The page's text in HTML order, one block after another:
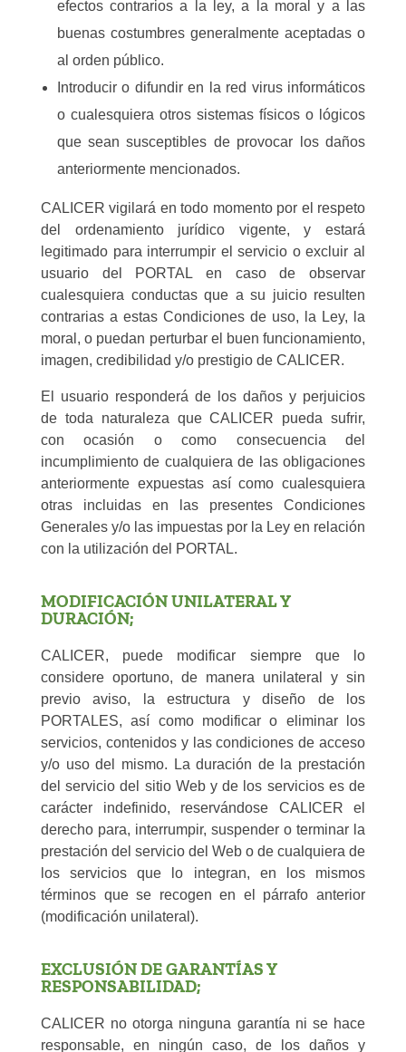
efectos contrarios a la ley, a la moral y a las
buenas costumbres generalmente aceptadas o
al orden público.
Introducir o difundir en la red virus informáticos
o cualesquiera otros sistemas físicos o lógicos
que sean susceptibles de provocar los daños
anteriormente mencionados.
CALICER vigilará en todo momento por el respeto
del ordenamiento jurídico vigente, y estará
legitimado para interrumpir el servicio o excluir al
usuario del PORTAL en caso de observar
cualesquiera conductas que a su juicio resulten
contrarias a estas Condiciones de uso, la Ley, la
moral, o puedan perturbar el buen funcionamiento,
imagen, credibilidad y/o prestigio de CALICER.
El usuario responderá de los daños y perjuicios
de toda naturaleza que CALICER pueda sufrir,
con ocasión o como consecuencia del
incumplimiento de cualquiera de las obligaciones
anteriormente expuestas así como cualesquiera
otras incluidas en las presentes Condiciones
Generales y/o las impuestas por la Ley en relación
con la utilización del PORTAL.
MODIFICACIÓN UNILATERAL Y
DURACIÓN;
CALICER, puede modificar siempre que lo
considere oportuno, de manera unilateral y sin
previo aviso, la estructura y diseño de los
PORTALES, así como modificar o eliminar los
servicios, contenidos y las condiciones de acceso
y/o uso del mismo. La duración de la prestación
del servicio del sitio Web y de los servicios es de
carácter indefinido, reservándose CALICER el
derecho para, interrumpir, suspender o terminar la
prestación del servicio del Web o de cualquiera de
los servicios que lo integran, en los mismos
términos que se recogen en el párrafo anterior
(modificación unilateral).
EXCLUSIÓN DE GARANTÍAS Y
RESPONSABILIDAD;
CALICER no otorga ninguna garantía ni se hace
responsable, en ningún caso, de los daños y